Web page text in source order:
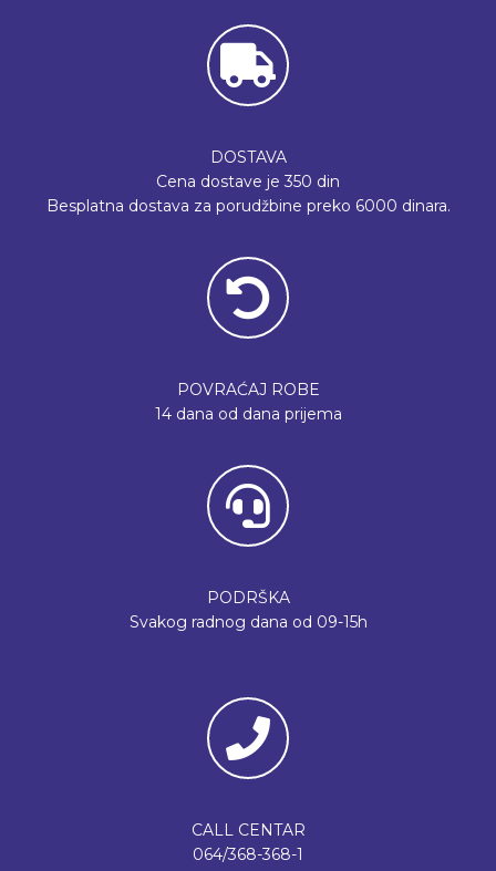
DOSTAVA
Cena dostave je 350 din
Besplatna dostava za porudžbine preko 6000 dinara.
POVRAĆAJ ROBE
14 dana od dana prijema
PODRŠKA
Svakog radnog dana od 09-15h
CALL CENTAR
064/368-368-1